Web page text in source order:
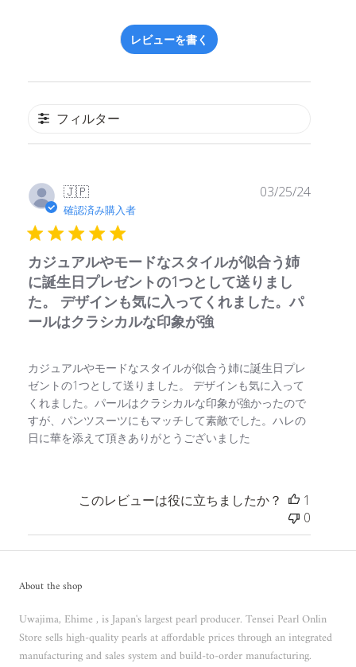
レビューを書く
フィルター
🇯🇵
確認済み購入者
カジュアルやモードなスタイルが似合う姉
に誕生日プレゼントの1つとして送りまし
た。 デザインも気に入ってくれました。パ
ールはクラシカルな印象が強
カジュアルやモードなスタイルが似合う姉に誕生日プレ
ゼントの1つとして送りました。 デザインも気に入って
くれました。パールはクラシカルな印象が強かったので
すが、パンツスーツにもマッチして素敵でした。ハレの
日に華を添えて頂きありがとうございました
公
03/25/24
このレビューは役に立ちましたか？
1
0
About the shop
Uwajima, Ehime , is Japan's largest pearl producer. Tensei Pearl Onlin
Store sells high-quality pearls at affordable prices through an integrated
manufacturing and sales system and build-to-order manufacturing.